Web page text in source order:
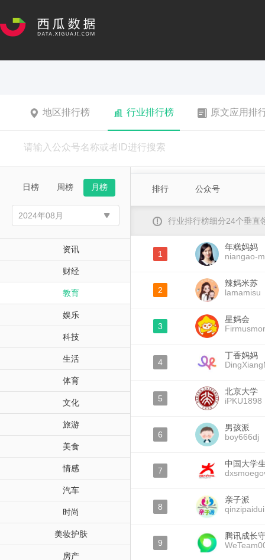
地区排行榜 行业排行榜 原文应用排
日榜 周榜 月榜
资讯
财经
教育
娱乐
科技
生活
体育
文化
旅游
美食
情感
汽车
时尚
美妆护肤
房产
排行 公众号
行业排行榜细分24个垂直
1
年糕妈妈
niangao-
2
辣妈米苏
lamamisu
3
星妈会
4
丁香妈妈
5
北京大学
iPKU1898
6
男孩派
boy666dj
7
中国大学
8
亲子派
qinzipaidui
9
腾讯成长